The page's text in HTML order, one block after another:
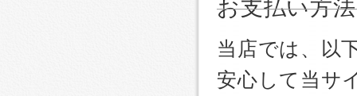
お支払い方
当店では、以
安心して当サ